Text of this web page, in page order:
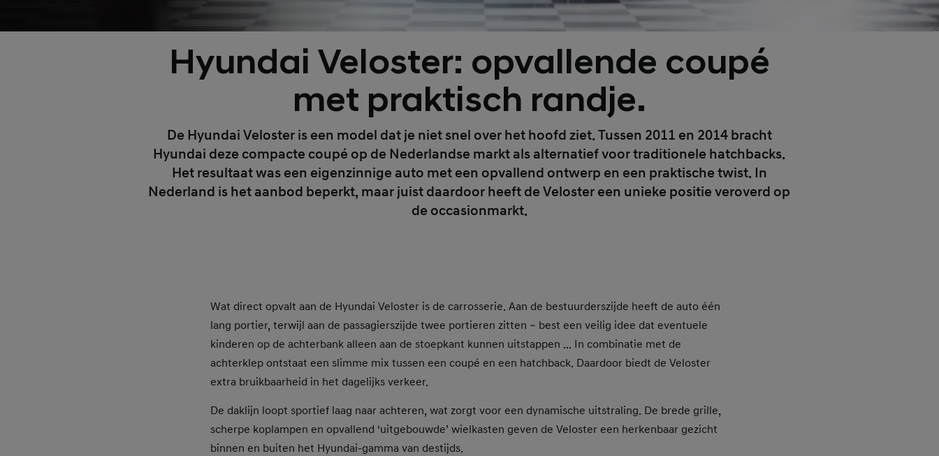
Hyundai Veloster: opvallende coupé
met praktisch randje.
De Hyundai Veloster is een model dat je niet snel over het hoofd ziet. Tussen 2011 en 2014 bracht
Hyundai deze compacte coupé op de Nederlandse markt als alternatief voor traditionele hatchbacks.
Het resultaat was een eigenzinnige auto met een opvallend ontwerp en een praktische twist. In
Nederland is het aanbod beperkt, maar juist daardoor heeft de Veloster een unieke positie veroverd op
de occasionmarkt.
Wat direct opvalt aan de Hyundai Veloster is de carrosserie. Aan de bestuurderszijde heeft de auto één
lang portier, terwijl aan de passagierszijde twee portieren zitten – best een veilig idee dat eventuele
kinderen op de achterbank alleen aan de stoepkant kunnen uitstappen ... In combinatie met de
achterklep ontstaat een slimme mix tussen een coupé en een hatchback. Daardoor biedt de Veloster
extra bruikbaarheid in het dagelijks verkeer.
De daklijn loopt sportief laag naar achteren, wat zorgt voor een dynamische uitstraling. De brede grille,
scherpe koplampen en opvallend ‘uitgebouwde’ wielkasten geven de Veloster een herkenbaar gezicht
binnen en buiten het Hyundai-gamma van destijds.